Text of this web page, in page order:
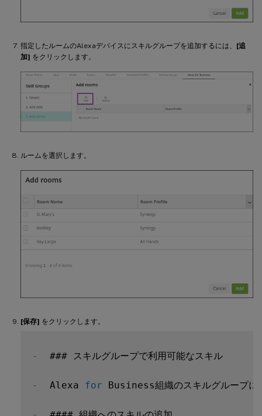
指定したルームのAlexaデバイスにスキルグループを追加するには、 [追
加] をクリックします。
ルームを選択します。
[保存] をクリックします。
-
  ### スキルグループで利用可能なスキル
-
  Alexa
for Business組織のスキルグループに